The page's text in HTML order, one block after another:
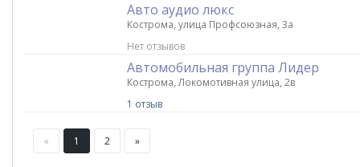
Авто аудио люкс
Кострома, улица Профсоюзная, 3а
Нет отзывов
Автомобильная группа Лидер
Кострома, Локомотивная улица, 2в
1 отзыв
« 1 2 »